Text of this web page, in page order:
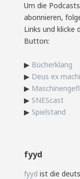
Um die
abonnieren,
Links und klicke
Button:
▶ Bücherklang
▶ Deus ex
▶
▶ SNEScast
▶ Spielstand
fyyd
fyyd ist die